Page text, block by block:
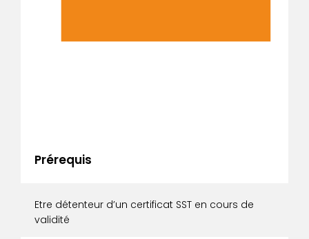
Prérequis
Etre détenteur d’un certificat SST en cours de
validité